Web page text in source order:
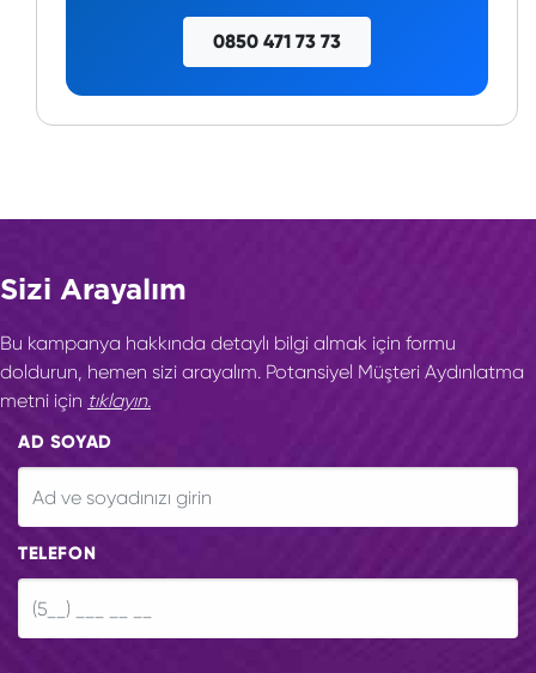
0850 471 73 73
Sizi Arayalım
Bu kampanya hakkında detaylı bilgi almak için formu
doldurun, hemen sizi arayalım. Potansiyel Müşteri Aydınlatma
metni için tıklayın.
AD SOYAD
TELEFON